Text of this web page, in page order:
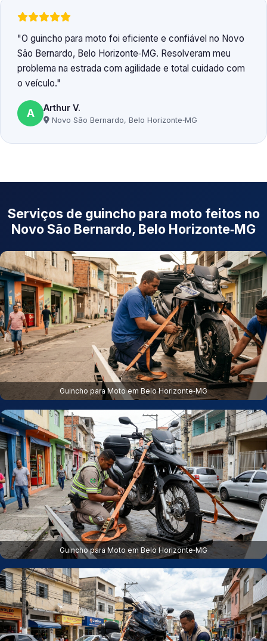
O guincho para moto foi eficiente e confiável no Novo
São Bernardo, Belo Horizonte‑MG. Resolveram meu
problema na estrada com agilidade e total cuidado com
o veículo.
A Arthur V.
Novo São Bernardo, Belo Horizonte‑MG
Serviços de guincho para moto feitos no
Novo São Bernardo, Belo Horizonte‑MG
Guincho para Moto em Belo Horizonte‑MG
Guincho para Moto em Belo Horizonte‑MG